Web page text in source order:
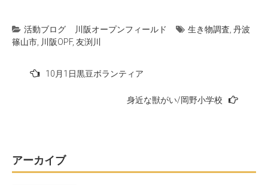
活動ブログ 川阪オープンフィールド 生き物調査, 丹波
篠山市, 川阪OPF, 友渕川
ー
シ
10月1日黒豆ボランティア
身近な獣がい/岡野小学校
アーカイブ